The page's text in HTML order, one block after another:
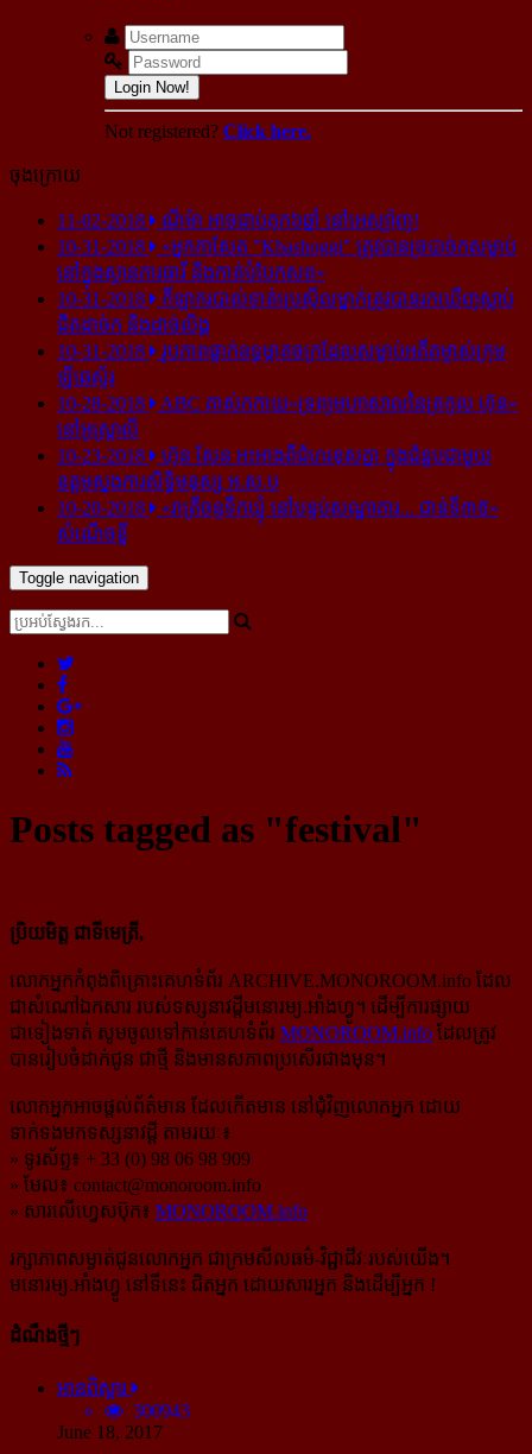
Login Now!
Not registered? Click here.
ចុងក្រោយ
11-02-2018
ណីម៉ា អាច​ជាប់​គុក​៦ឆ្នាំ នៅ​អេស្ប៉ាញ!
10-31-2018
«អ្នក​កាសែត "Khashoggi" ត្រូវ​បាន​ច្របាច់ក​សម្លាប់​
នៅ​ក្នុង​ស្ថាន​ភារធារី និង​កាត់​បំបែក​សព»
10-31-2018
កីឡាករ​បាល់ទាត់​ប្រេស៊ីល​ម្នាក់​ត្រូវ​បាន​រក​ឃើញ​ស្លាប់​
ជិត​ដាច់ក និង​ដាច់​លិង្គ
10-31-2018
រូបភាព​ធ្លាក់​ឧទ្ធម្ភាគចក្រ​ដែល​សម្លាប់​អតីត​ម្ចាស់​ក្រុម​
ឡីឆេស្ទ័រ
10-28-2018
ABC គាស់​កកាយ​«ទ្រព្យមហាសាល​នៃ​ត្រកូល ហ៊ុន»​
នៅ​អូស្ត្រាលី
10-23-2018
ហ៊ុន សែន អះអាង​ពី​ជំហរ​ខុស​គ្នា ក្នុង​ជំនួប​ជាមួយ​
ឧត្តម​ស្នងការ​សិទ្ធិ​មនុស្ស អ.ស.ប
10-20-2018
«រាត្រីចន្ទទឹកឃ្មុំ នៅបន្ទប់សណ្ឋាគារ... ជាន់ទី៣៥»
សំណើចខ្លី
Toggle navigation
Posts tagged as "festival"
ប្រិយមិត្ត ជាទីមេត្រី,
លោកអ្នកកំពុងពិគ្រោះគេហទំព័រ ARCHIVE.MONOROOM.info ដែល
ជាសំណៅឯកសារ របស់ទស្សនាវដ្ដីមនោរម្យ.អាំងហ្វូ។ ដើម្បីការផ្សាយ
ជាទៀងទាត់ សូមចូលទៅកាន់​គេហទំព័រ MONOROOM.info ដែលត្រូវ
បានរៀបចំដាក់ជូន ជាថ្មី និងមានសភាពប្រសើរជាងមុន។
លោកអ្នកអាចផ្ដល់ព័ត៌មាន ដែលកើតមាន នៅជុំវិញលោកអ្នក ដោយ
ទាក់ទងមកទស្សនាវដ្ដី តាមរយៈ៖
» ទូរស័ព្ទ៖ + 33 (0) 98 06 98 909
» មែល៖ contact@monoroom.info
» សារលើហ្វេសប៊ុក៖ MONOROOM.info
រក្សាភាពសម្ងាត់ជូនលោកអ្នក ជាក្រមសីលធម៌-​វិជ្ជាជីវៈ​របស់យើង។
មនោរម្យ.អាំងហ្វូ នៅទីនេះ ជិតអ្នក ដោយសារអ្នក និងដើម្បីអ្នក !
ដំណឹងថ្មីៗ
អានពិស្ដារ
300943
June 18, 2017